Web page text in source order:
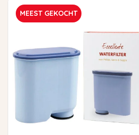
MEEST GEKOCHT